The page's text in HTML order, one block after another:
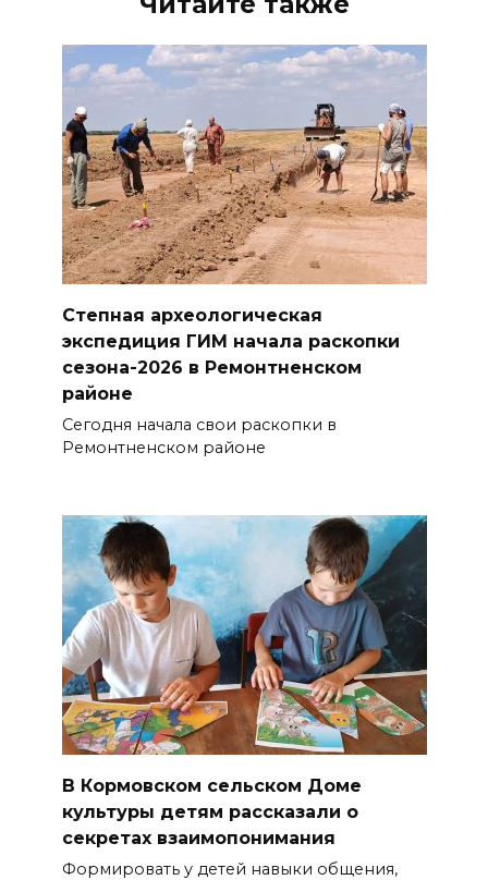
Степная археологическая
экспедиция ГИМ начала раскопки
сезона-2026 в Ремонтненском
районе
Сегодня начала свои раскопки в
Ремонтненском районе
В Кормовском сельском Доме
культуры детям рассказали о
секретах взаимопонимания
Формировать у детей навыки общения,